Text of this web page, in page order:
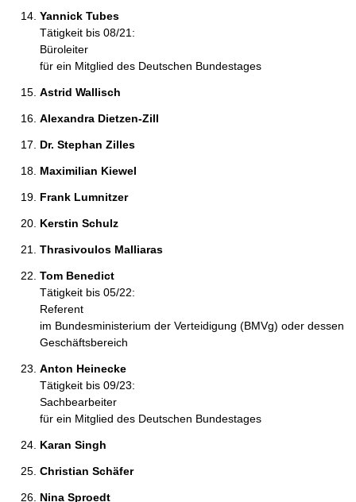
Yannick Tubes
Tätigkeit bis 08/21:
Büroleiter
für ein Mitglied des Deutschen Bundestages
Astrid Wallisch
Alexandra Dietzen-Zill
Dr. Stephan Zilles
Maximilian Kiewel
Frank Lumnitzer
Kerstin Schulz
Thrasivoulos Malliaras
Tom Benedict
Tätigkeit bis 05/22:
Referent
im Bundesministerium der Verteidigung (BMVg) oder dessen
Geschäftsbereich
Anton Heinecke
Tätigkeit bis 09/23:
Sachbearbeiter
für ein Mitglied des Deutschen Bundestages
Karan Singh
Christian Schäfer
Nina Sproedt